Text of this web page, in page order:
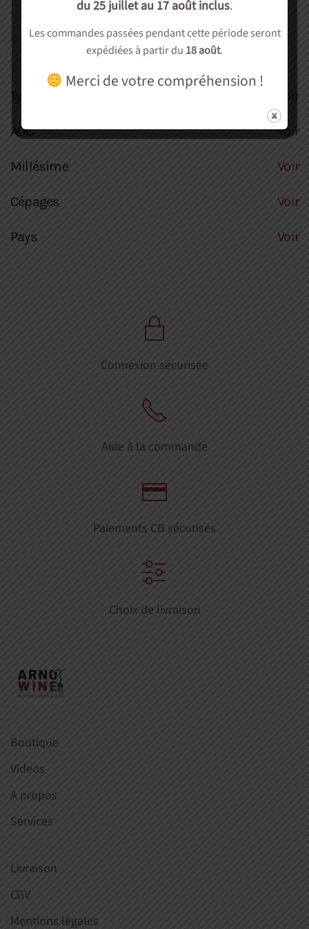
(0)
Soirée dégustation(0)
Type culture Voir
AOC Voir
Millésime Voir
Cépages Voir
Pays Voir
Connexion sécurisée
Aide à la commande
Paiements CB sécurisés
Choix de livraison
Boutique
Videos
A propos
Services
Livraison
CGV
Mentions légales
du 25 juillet au 17 août inclus.
Les commandes passées pendant cette période seront
expédiées à partir du 18 août.
Merci de votre compréhension !